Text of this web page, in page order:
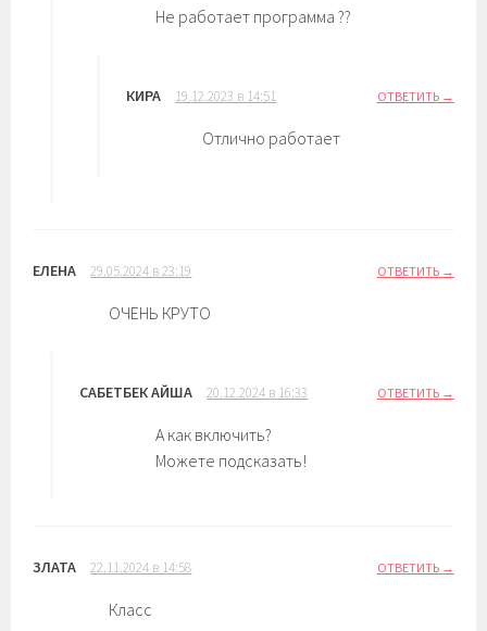
Не работает программа ??
КИРА 19.12.2023 в 14:51 ОТВЕТИТЬ
Отлично работает
ЕЛЕНА 29.05.2024 в 23:19 ОТВЕТИТЬ
ОЧЕНЬ КРУТО
САБЕТБЕК АЙША 20.12.2024 в 16:33 ОТВЕТИТЬ
А как включить?
Можете подсказать!
ЗЛАТА 22.11.2024 в 14:58 ОТВЕТИТЬ
Класс